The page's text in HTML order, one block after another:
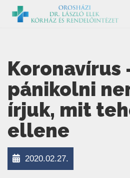
Koronavírus
pánikolni
írjuk, mit
ellene
2020.02.27.